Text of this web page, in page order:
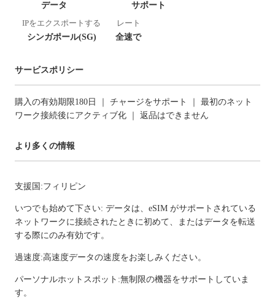
データ
サポート
IPをエクスポートする
シンガポール(SG)
レート
全速で
サービスポリシー
購入の有効期限180日 ｜ チャージをサポート ｜ 最初のネット
ワーク接続後にアクティブ化 ｜ 返品はできません
より多くの情報
支援国:フィリピン
いつでも始めて下さい: データは、eSIM がサポートされている
ネットワークに接続されたときに初めて、またはデータを転送
する際にのみ有効です。
過速度:高速度データの速度をお楽しみください。
パーソナルホットスポット:無制限の機器をサポートしていま
す。